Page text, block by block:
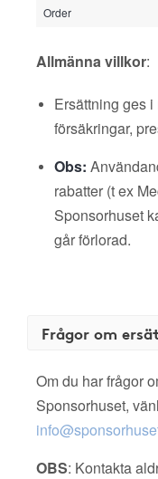
Order
Allmänna villkor:
Ersättning ges
försäkringar,
Obs:
rabatter (t ex
Sponsorhuset
går förlorad.
Frågor om
Om du har frågor
Sponsorhuset,
OBS: Kontakta